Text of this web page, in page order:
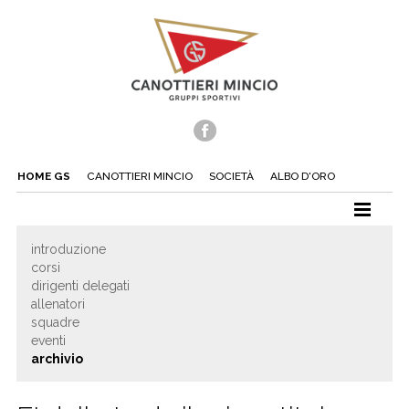
HOME GS CANOTTIERI MINCIO SOCIETÀ ALBO D'ORO
CANOA
TUFFI
NUOTO
TENNIS
introduzione
corsi
dirigenti delegati
allenatori
squadre
eventi
archivio